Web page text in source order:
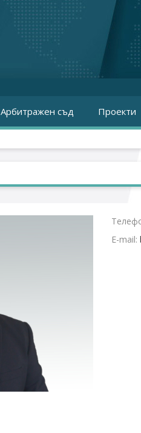
Арбитражен съд Проекти
E-mail: